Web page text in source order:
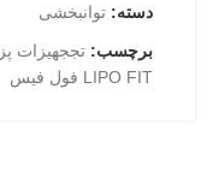
دسته: توانبخشی
برچسب: تججهیزات
LIPO FIT فول فیس